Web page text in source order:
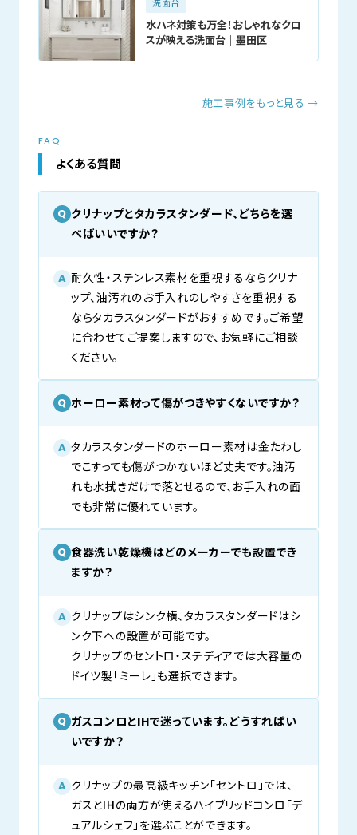
洗面台
水ハネ対策も万全！おしゃれなクロ
スが映える洗面台｜墨田区
施工事例をもっと見る →
FAQ
よくある質問
Q クリナップとタカラスタンダード、どちらを選
べばいいですか？
A 耐久性・ステンレス素材を重視するならクリナ
ップ、油汚れのお手入れのしやすさを重視する
ならタカラスタンダードがおすすめです。ご希望
に合わせてご提案しますので、お気軽にご相談
ください。
Q ホーロー素材って傷がつきやすくないですか？
A タカラスタンダードのホーロー素材は金たわし
でこすっても傷がつかないほど丈夫です。油汚
れも水拭きだけで落とせるので、お手入れの面
でも非常に優れています。
Q 食器洗い乾燥機はどのメーカーでも設置でき
ますか？
A クリナップはシンク横、タカラスタンダードはシ
ンク下への設置が可能です。
クリナップのセントロ・ステディアでは大容量の
ドイツ製「ミーレ」も選択できます。
Q ガスコンロとIHで迷っています。どうすればい
いですか？
A クリナップの最高級キッチン「セントロ」では、
ガスとIHの両方が使えるハイブリッドコンロ「デ
ュアルシェフ」を選ぶことができます。